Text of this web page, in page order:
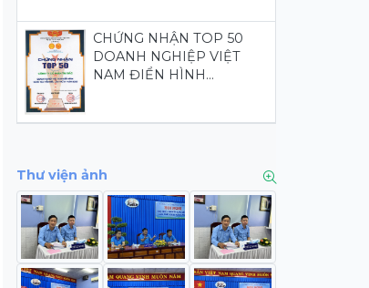
CHỨNG NHẬN TOP 50
DOANH NGHIỆP VIỆT
NAM ĐIỂN HÌNH...
Thư viện ảnh